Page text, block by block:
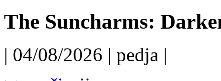
The Suncharms:
| 04/08/2026 | pedja |